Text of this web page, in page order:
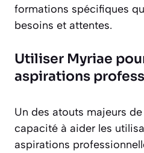
formations spécifiques
besoins et attentes.
Utiliser Myriae
aspirations
Un des atouts majeurs
capacité à aider les
aspirations